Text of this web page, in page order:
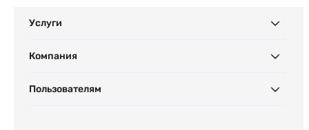
Услуги
Компания
Пользователям